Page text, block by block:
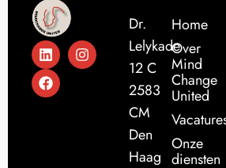
Dr.
Lelykade
12 C
2583
CM
Den
Haag
Home
Over
Mind
Change
United
Onze
diensten